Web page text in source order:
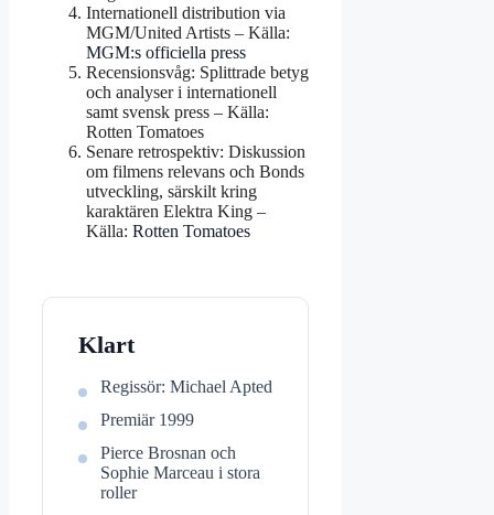
Internationell distribution via
MGM/United Artists – Källa:
MGM:s officiella press
Recensionsvåg: Splittrade betyg
och analyser i internationell
samt svensk press – Källa:
Rotten Tomatoes
Senare retrospektiv: Diskussion
om filmens relevans och Bonds
utveckling, särskilt kring
karaktären Elektra King –
Källa: Rotten Tomatoes
Klart
Regissör: Michael Apted
Premiär 1999
Pierce Brosnan och
Sophie Marceau i stora
roller